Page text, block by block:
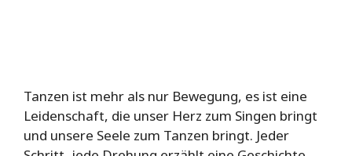
Tanzen ist mehr als nur Bewegung, es ist eine
Leidenschaft, die unser Herz zum Singen bringt
und unsere Seele zum Tanzen bringt. Jeder